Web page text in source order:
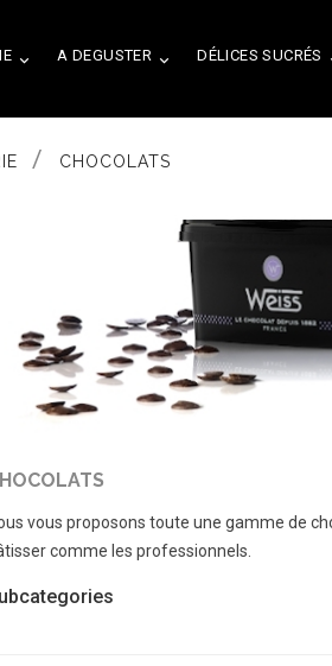
 
A DEGUSTER DÉLICES SUCRÉS
CHOCOLATS
vous proposons toute une gamme de
comme les professionnels.